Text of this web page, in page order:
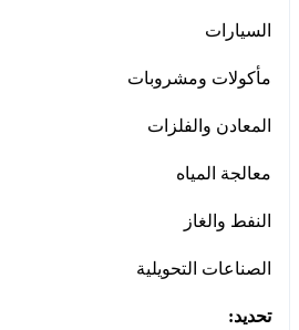
السيارات
مأكولات ومشروبات
المعادن والفلزات
معالجة المياه
النفط والغاز
الصناعات التحويلية
تحديد: